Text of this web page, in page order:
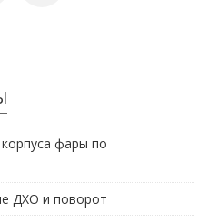
фары по
ДХО и поворот